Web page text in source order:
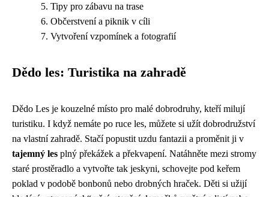
Tipy pro zábavu na trase
Občerstvení a piknik v cíli
Vytvoření vzpomínek a fotografií
Dědo les: Turistika na zahradě
Dědo Les je kouzelné místo pro malé dobrodruhy, kteří milují
turistiku. I když nemáte po ruce les, můžete si užít dobrodružství
na vlastní zahradě. Stačí popustit uzdu fantazii a proměnit ji v
tajemný les plný překážek a překvapení. Natáhněte mezi stromy
staré prostěradlo a vytvořte tak jeskyni, schovejte pod keřem
poklad v podobě bonbonů nebo drobných hraček. Děti si užijí